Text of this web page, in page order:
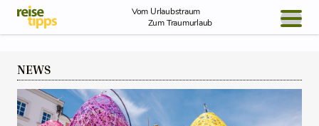
Skip to Content
Vom Urlaubstraum
Zum Traumurlaub
REISEIDEEN
NEWS